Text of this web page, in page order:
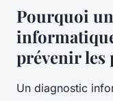
Pourquoi
prévenir les
Un diagnostic